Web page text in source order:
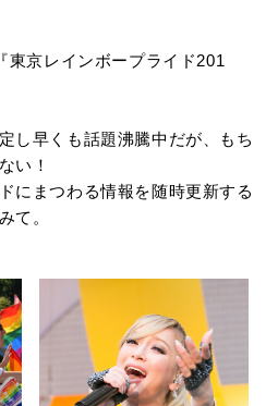
東京レインボープライド201
し早くも話題沸騰中だが、もち
い！
にまつわる情報を随時更新する
て。